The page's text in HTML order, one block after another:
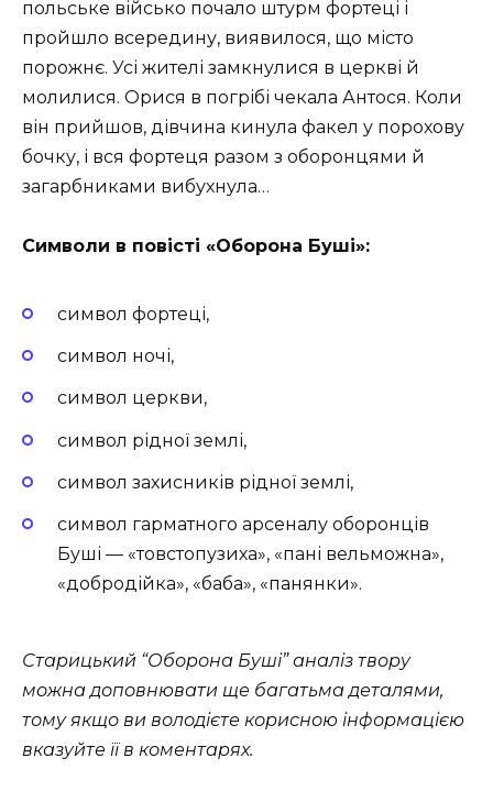
польське військо почало штурм фортеці і
пройшло всередину, виявилося, що місто
порожнє. Усі жителі замкнулися в церкві й
молилися. Орися в погрібі чекала Антося. Коли
він прийшов, дівчина кинула факел у порохову
бочку, і вся фортеця разом з оборонцями й
загарбниками вибухнула…
Символи в повісті «Оборона Буші»:
символ фортеці,
символ ночі,
символ церкви,
символ рідної землі,
символ захисників рідної землі,
символ гарматного арсеналу оборонців
Буші — «товстопузиха», «пані вельможна»,
«добродійка», «баба», «панянки».
Старицький “Оборона Буші” аналіз твору
можна доповнювати ще багатьма деталями,
тому якщо ви володієте корисною інформацією
вказуйте її в коментарях.